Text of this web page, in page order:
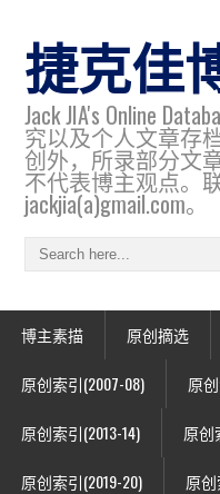
捷克佳
Jack JIA's Online
究以及个人文章存
创外，所录部分文
不代表博主观点。
jackjia(a)gmail.com。
博主素描 原创摘选
原创索引(2007-08) 原
原创索引(2013-14) 原创
原创索引(2019-20) 原创